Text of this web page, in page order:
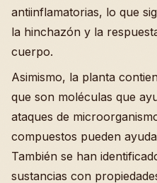
antiinflamatorias, lo que
la hinchazón y la
cuerpo.
Asimismo, la planta
que son moléculas que
ataques de
compuestos pueden
También se han
sustancias con